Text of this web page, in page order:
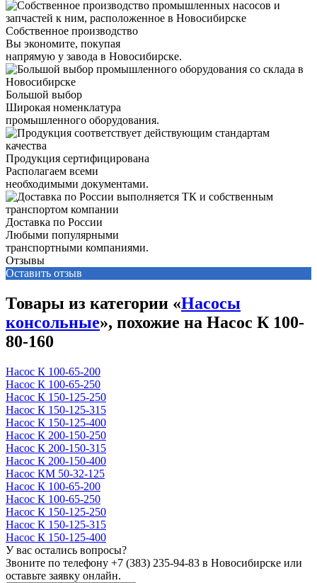
Собственное производство
Вы экономите, покупая
напрямую у завода в Новосибирске.
Большой выбор
Широкая номенклатура
промышленного оборудования.
Продукция сертифицирована
Располагаем всеми
необходимыми документами.
Доставка по России
Любыми популярными
транспортными компаниями.
Отзывы
Оставить отзыв
Товары из категории «Насосы
консольные», похожие на Насос К 100-
80-160
Насос К 100-65-200
Насос К 100-65-250
Насос К 150-125-250
Насос К 150-125-315
Насос К 150-125-400
Насос К 200-150-250
Насос К 200-150-315
Насос К 200-150-400
Насос КМ 50-32-125
Насос К 100-65-200
Насос К 100-65-250
Насос К 150-125-250
Насос К 150-125-315
Насос К 150-125-400
У вас остались вопросы?
Звоните по телефону +7 (383) 235-94-83 в Новосибирске или
оставьте заявку онлайн.